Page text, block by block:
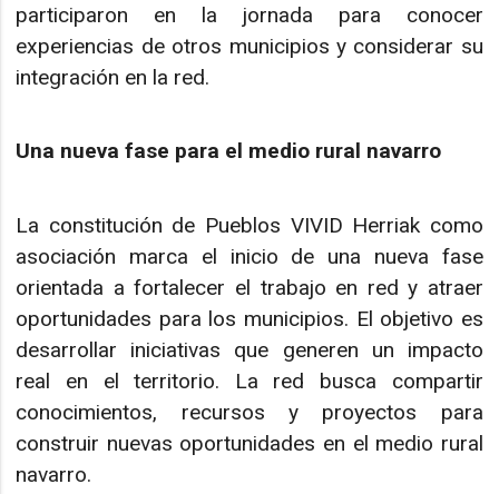
participaron en la jornada para conocer
experiencias de otros municipios y considerar su
integración en la red.
Una nueva fase para el medio rural navarro
La constitución de Pueblos VIVID Herriak como
asociación marca el inicio de una nueva fase
orientada a fortalecer el trabajo en red y atraer
oportunidades para los municipios. El objetivo es
desarrollar iniciativas que generen un impacto
real en el territorio. La red busca compartir
conocimientos, recursos y proyectos para
construir nuevas oportunidades en el medio rural
navarro.